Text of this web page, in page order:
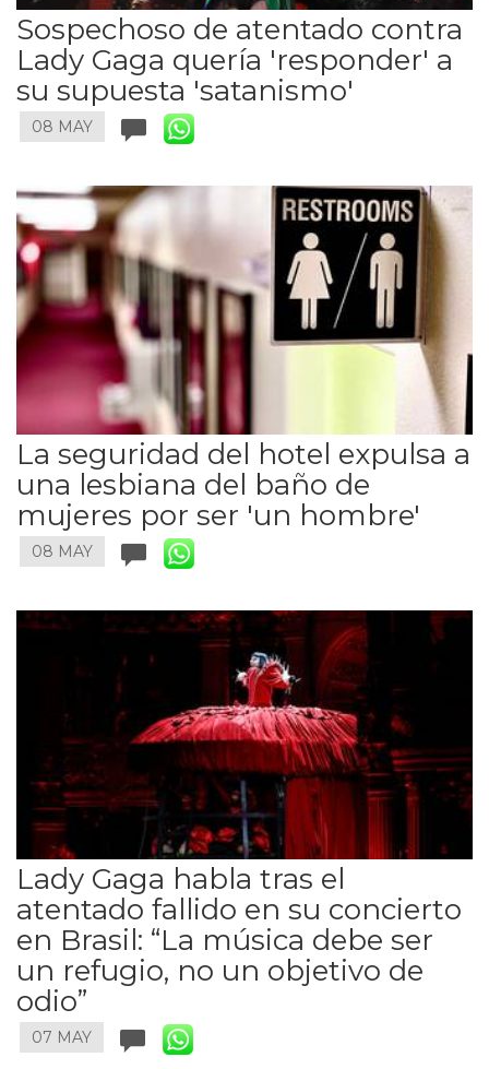
Sospechoso de atentado contra
Lady Gaga quería 'responder' a
su supuesta 'satanismo'
08 MAY
La seguridad del hotel expulsa a
una lesbiana del baño de
mujeres por ser 'un hombre'
08 MAY
Lady Gaga habla tras el
atentado fallido en su concierto
en Brasil: “La música debe ser
un refugio, no un objetivo de
odio”
07 MAY